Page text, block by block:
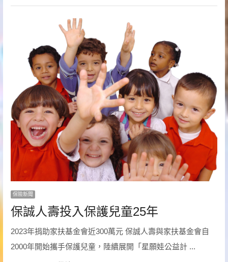
保險新聞
保誠人壽投入保護兒童25年
2023年捐助家扶基金會近300萬元 保誠人壽與家扶基金會自
2000年開始攜手保護兒童，陸續展開「星願娃公益計 ...